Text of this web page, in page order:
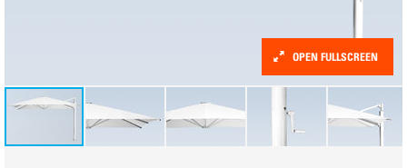
OPEN FULLSCREEN